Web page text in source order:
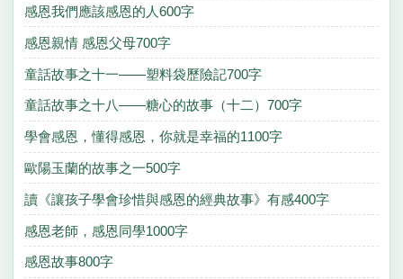
感恩我們應該感恩的人600字
感恩親情 感恩父母700字
童話故事之十一——塑料袋歷險記700字
童話故事之十八——糖心的故事（十二）700字
學會感恩，懂得感恩，你就是幸福的1100字
歐陽玉蘭的故事之一500字
讀《讓孩子學會珍惜與感恩的經典故事》有感400字
感恩老師，感恩同學1000字
感恩故事800字